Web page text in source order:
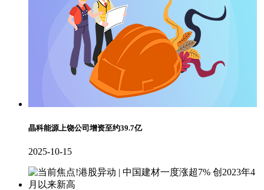
晶科能源上饶公司增资至约39.7亿
2025-10-15